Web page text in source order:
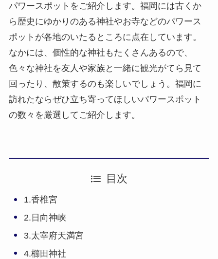
パワースポットをご紹介します。福岡には古くか
ら歴史にゆかりのある神社やお寺などのパワース
ポットが各地のいたるところに点在しています。
なかには、個性的な神社もたくさんあるので、
色々な神社を友人や家族と一緒に観光がてら見て
回ったり、散策するのも楽しいでしょう。福岡に
訪れたならぜひ立ち寄ってほしいパワースポット
の数々を厳選してご紹介します。
目次
1.香椎宮
2.日向神峡
3.太宰府天満宮
4.櫛田神社